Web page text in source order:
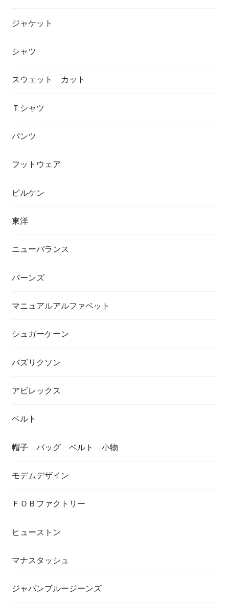
ジャケット
シャツ
スウェット カット
Ｔシャツ
パンツ
フットウェア
ビルケン
東洋
ニューバランス
バーンズ
マニュアルアルファベット
シュガーケーン
バズリクソン
アビレックス
ベルト
帽子 バッグ ベルト 小物
モデムデザイン
ＦＯＢファクトリー
ヒューストン
マナスタッシュ
ジャパンブルージーンズ